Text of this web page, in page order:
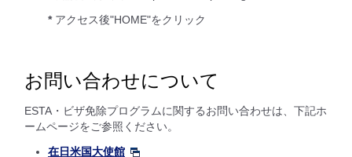
* アクセス後"HOME"をクリック
お問い合わせについて
ESTA・ビザ免除プログラムに関するお問い合わせは、下記ホ
ームページをご参照ください。
在日米国大使館